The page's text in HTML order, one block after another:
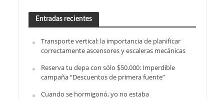
Entradas recientes
Transporte vertical: la importancia de planificar
correctamente ascensores y escaleras mecánicas
Reserva tu depa con sólo $50.000: Imperdible
campaña “Descuentos de primera fuente”
Cuando se hormigonó, yo no estaba